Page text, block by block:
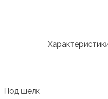
Под шелк